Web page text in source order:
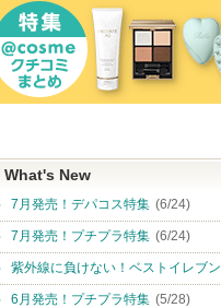
What's New
7月発売！デパコス特集 (6/24)
7月発売！プチプラ特集 (6/24)
紫外線に負けない！ベストイレブン
6月発売！プチプラ特集 (5/28)